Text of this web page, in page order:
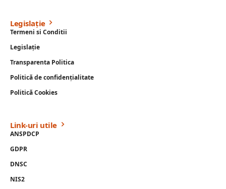
Legislație
Termeni si Conditii
Legislație
Transparenta Politica
Politică de confidențialitate
Politică Cookies
Link-uri utile
ANSPDCP
GDPR
DNSC
NIS2